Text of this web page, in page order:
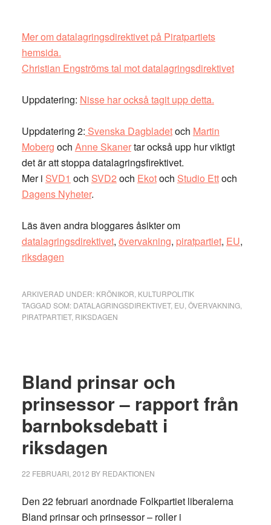
Mer om datalagringsdirektivet på Piratpartiets
hemsida.
Christian Engströms tal mot datalagringsdirektivet
Uppdatering: Nisse har också tagit upp detta.
Uppdatering 2: Svenska Dagbladetoch Martin
Moberg och Anne Skanertar också upp hur viktigt
det är att stoppa datalagringsfirektivet.
Mer i SVD1 och SVD2 och Ekotoch Studio Ettoch
Dagens Nyheter.
Läs även andra bloggares åsikter om
datalagringsdirektivet, övervakning, piratpartiet, EU,
riksdagen
ARKIVERAD UNDER: KRÖNIKOR KULTURPOLITIK
TAGGAD SOM: DATALAGRINGSDIREKTIVET, EU ÖVERVAKNING,
PIRATPARTIET, RIKSDAGEN
Bland prinsar och
prinsessor – rapport från
barnboksdebatt i
riksdagen
22 FEBRUARI, 2012 BY REDAKTIONEN
Den 22 februari anordnade Folkpartiet liberalerna
Bland prinsar och prinsessor – roller i